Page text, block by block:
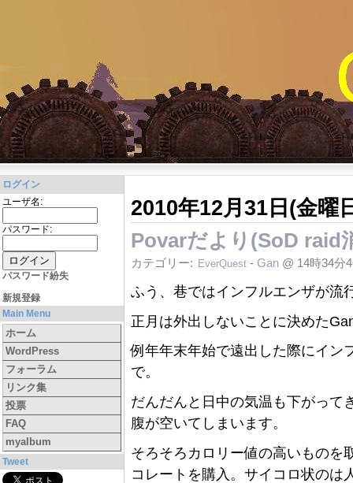
ログイン
ユーザ名:
パスワード:
パスワード紛失
新規登録
Main Menu
ホーム
WordPress
フォーラム
リンク集
投票
FAQ
myalbum
Tweet
2010年12月31日(金曜
Povarだより(SoD raid
カテゴリー: EverQuest - Gan @ 14時34分
ふう、巷ではインフルエンザが流
正月は外出しないことに決めた
例年年末年始で遠出した際にイン
で。
だんだんと日中の気温も下がって
腹が空いてしまいます。
そろそろカロリー値の高いものを
コレートを購入。サイコロ状のは